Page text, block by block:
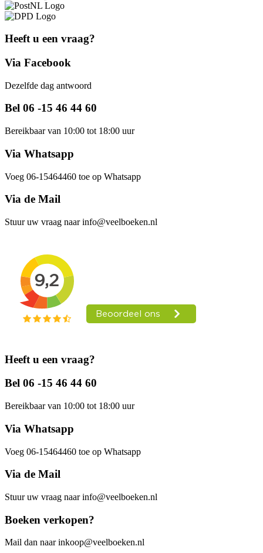
Heeft u een vraag?
Via Facebook
Dezelfde dag antwoord
Bel 06 -15 46 44 60
Bereikbaar van 10:00 tot 18:00 uur
Via Whatsapp
Voeg 06-15464460 toe op Whatsapp
Via de Mail
Stuur uw vraag naar info@veelboeken.nl
Heeft u een vraag?
Bel 06 -15 46 44 60
Bereikbaar van 10:00 tot 18:00 uur
Via Whatsapp
Voeg 06-15464460 toe op Whatsapp
Via de Mail
Stuur uw vraag naar info@veelboeken.nl
Boeken verkopen?
Mail dan naar inkoop@veelboeken.nl